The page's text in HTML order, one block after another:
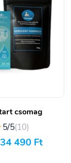
csomag
5/5(10)
34 490 Ft